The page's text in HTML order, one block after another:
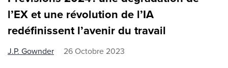
l’EX et une révolution de l’IA
redéfinissent l’avenir du travail
J.P. Gownder 26 Octobre 2023